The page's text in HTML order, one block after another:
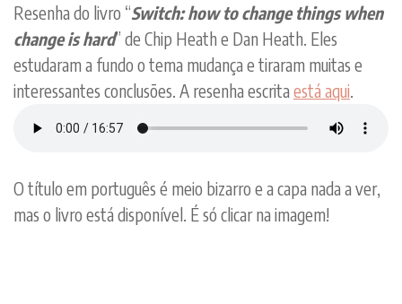
Resenha do livro “Switch: how to change things when
change is hard” de Chip Heath e Dan Heath. Eles
estudaram a fundo o tema mudança e tiraram muitas e
interessantes conclusões. A resenha escrita está aqui.
O título em português é meio bizarro e a capa nada a ver,
mas o livro está disponível. É só clicar na imagem!